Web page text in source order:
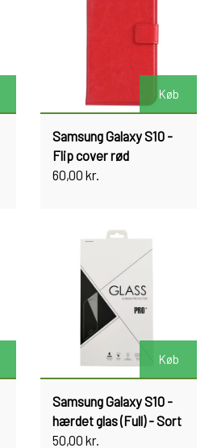
Køb
Samsung Galaxy S10 -
Flip cover rød
60,00 kr.
Køb
Samsung Galaxy S10 -
hærdet glas (Full) - Sort
50,00 kr.